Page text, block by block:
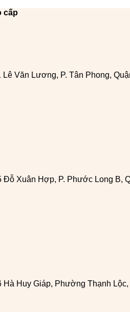
cấp
Lê Văn Lương, P. Tân Phong,
Đỗ Xuân Hợp, P. Phước Long B,
Hà Huy Giáp, Phường Thạnh Lộc,